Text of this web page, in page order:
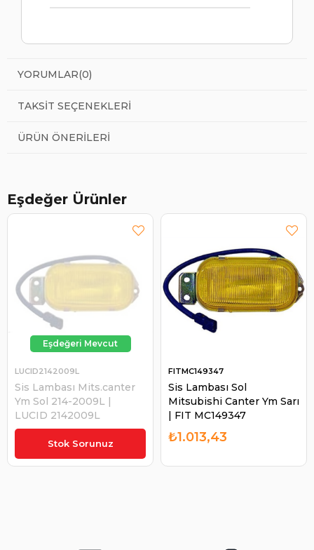
YORUMLAR(0)
TAKSIT SEÇENEKLERI
ÜRÜN ÖNERILERI
Eşdeğer Ürünler
Stok Sorunuz
Sis Lambası Mits.canter
Ym Sol 214-2009L |
LUCID 2142009L
LUCID2142009L
₺1.142,60
Sis Lambası Sol
Mitsubishi Canter Ym Sarı
| FIT MC149347
FITMC149347
₺1.013,43